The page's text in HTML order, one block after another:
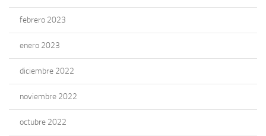
febrero 2023
enero 2023
diciembre 2022
noviembre 2022
octubre 2022